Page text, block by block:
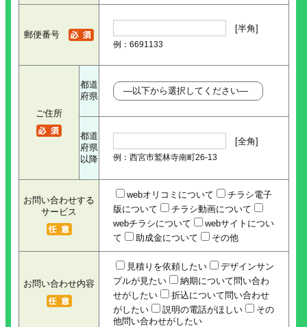
郵便番号
[半角]
例：6691133
ご住所
都道
府県
都道
府県
以降
[全角]
例：西宮市鷲林寺南町26-13
お問い合わせする
サービス
webオリコミについて
チラシ電子
版について
チラシ動画について
webチラシについて
webサイトについ
て
助成金について その他
お問い合わせ内容
見積りを依頼したい
デザインサン
プルが見たい
納期について問い合わ
せがしたい
折込について問い合わせ
がしたい
説明の電話がほしい
その
他問い合わせがしたい